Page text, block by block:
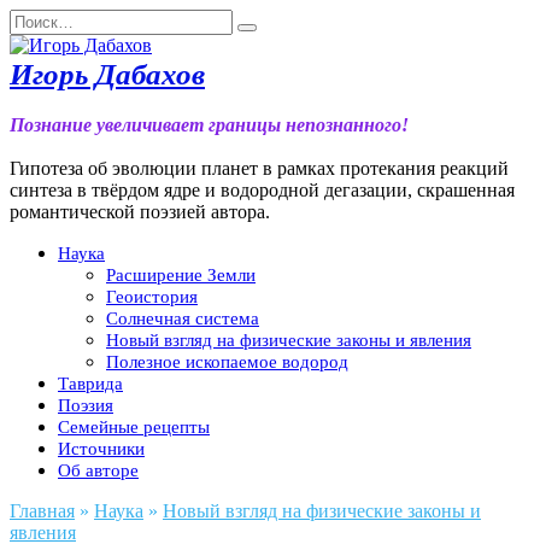
Перейти
к
содержанию
Search
for:
Игорь Дабахов
Познание увеличивает границы непознанного!
Гипотеза об эволюции планет в рамках протекания реакций
синтеза в твёрдом ядре и водородной дегазации, скрашенная
романтической поэзией автора.
Наука
Расширение Земли
Геоистория
Солнечная система
Новый взгляд на физические законы и явления
Полезное ископаемое водород
Таврида
Поэзия
Семейные рецепты
Источники
Об авторе
Главная » Наука » Новый взгляд на физические законы и
явления